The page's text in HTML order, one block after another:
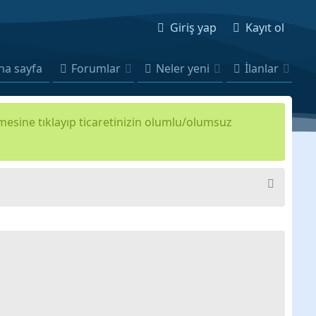
Giriş yap Kayıt ol
sayfa Forumlar Neler yeni İlanlar
tıklayıp ticaretinizin olumlu/olumsuz